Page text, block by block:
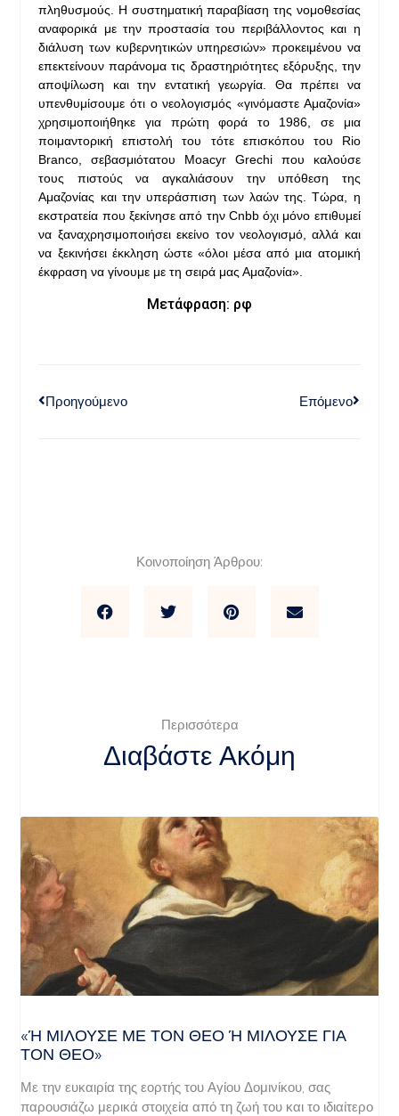
πληθυσμούς. Η συστηματική παραβίαση της νομοθεσίας
αναφορικά με την προστασία του περιβάλλοντος και η
διάλυση των κυβερνητικών υπηρεσιών» προκειμένου να
επεκτείνουν παράνομα τις δραστηριότητες εξόρυξης, την
αποψίλωση και την εντατική γεωργία. Θα πρέπει να
υπενθυμίσουμε ότι ο νεολογισμός «γινόμαστε Αμαζονία»
χρησιμοποιήθηκε για πρώτη φορά το 1986, σε μια
ποιμαντορική επιστολή του τότε επισκόπου του Rio
Branco, σεβασμιότατου Moacyr Grechi που καλούσε
τους πιστούς να αγκαλιάσουν την υπόθεση της
Αμαζονίας και την υπεράσπιση των λαών της. Τώρα, η
εκστρατεία που ξεκίνησε από την Cnbb όχι μόνο επιθυμεί
να ξαναχρησιμοποιήσει εκείνο τον νεολογισμό, αλλά και
να ξεκινήσει έκκληση ώστε «όλοι μέσα από μια ατομική
έκφραση να γίνουμε με τη σειρά μας Αμαζονία».
Μετάφραση: ρφ
Προηγούμενο Επόμενο
Κοινοποίηση Άρθρου:
Περισσότερα
Διαβάστε Ακόμη
«Ή ΜΙΛΟΎΣΕ ΜΕ ΤΟΝ ΘΕΌ Ή ΜΙΛΟΎΣΕ ΓΙΑ ΤΟ
Ν ΘΕΌ»
Με την ευκαιρία της εορτής του Αγίου Δομινίκου, σας
παρουσιάζω μερικά στοιχεία από τη ζωή του και το ιδιαίτερο